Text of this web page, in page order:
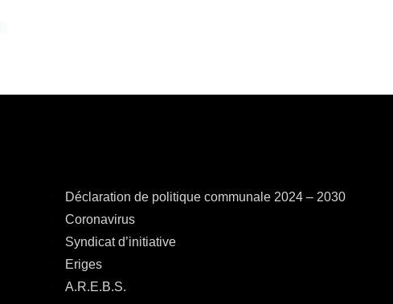
Déclaration de politique communale 2024 – 2030
Coronavirus
Syndicat d’initiative
Eriges
A.R.E.B.S.